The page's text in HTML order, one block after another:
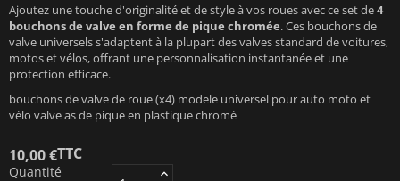
Ajoutez une touche d'originalité et de style à vos roues avec ce set de4
bouchons de valve en forme de pique chromée. Ces bouchons de
valve universels s'adaptent à la plupart des valves standard de voitures,
motos et vélos, offrant une personnalisation instantanée et une
protection efficace.
bouchons de valve de roue (x4) modele universel pour auto moto et
vélo valve as de pique en plastique chromé
10,00 €TTC
Quantité